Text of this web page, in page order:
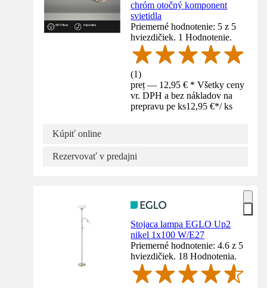
chróm otočný komponent
svietidla
Priemerné hodnotenie: 5 z 5
hviezdičiek. 1 Hodnotenie.
(1)
preț — 12,95 € * Všetky ceny
vr. DPH a bez nákladov na
prepravu pe ks12,95 €*/ ks
Kúpiť online
Rezervovať v predajni
Stojaca lampa EGLO Up2
nikel 1x100 W/E27
Priemerné hodnotenie: 4.6 z 5
hviezdičiek. 18 Hodnotenia.